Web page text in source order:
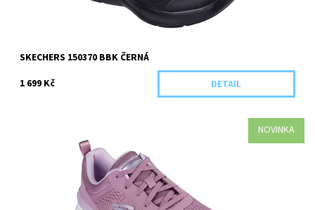
SKECHERS 150370 BBK ČERNÁ
1 699 Kč
DETAIL
NOVINKA
Kategorie: Dospělá obuv Barva: Fialová Materiál: Textilní Pro
koho: Dámská/dívčí
Skladem 2 ks
5919/37